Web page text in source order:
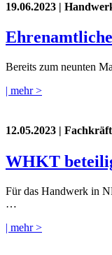
19.06.2023 |
Bereits zum neunten
| mehr >
12.05.2023 |
WHKT
Für das Handwerk in
…
| mehr >